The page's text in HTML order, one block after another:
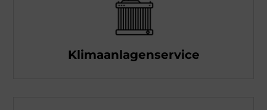
Klimaanlagenservice